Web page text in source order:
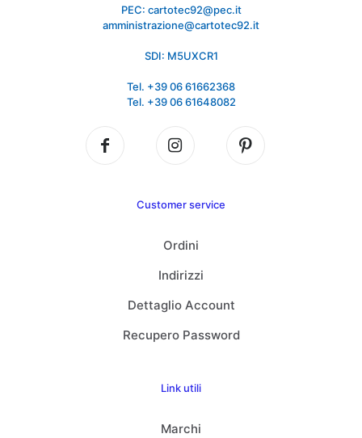
PEC: cartotec92@pec.it
amministrazione@cartotec92.it
SDI: M5UXCR1
Tel. +39 06 61662368
Tel. +39 06 61648082
Customer service
Ordini
Indirizzi
Dettaglio Account
Recupero Password
Link utili
Marchi